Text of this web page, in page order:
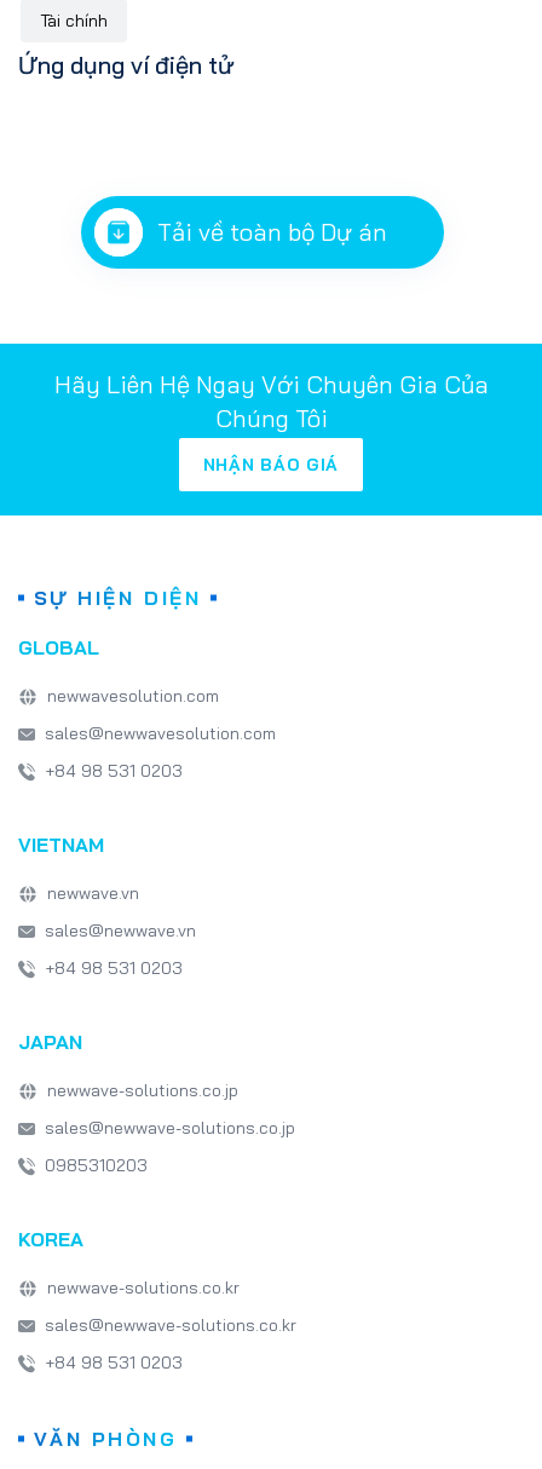
Tài chính
Ứng dụng ví điện tử
Tải về toàn bộ Dự án
Hãy Liên Hệ Ngay Với Chuyên Gia Của
Chúng Tôi
NHẬN BÁO GIÁ
SỰ HIỆN DIỆN
GLOBAL
newwavesolution.com
sales@newwavesolution.com
+84 98 531 0203
VIETNAM
newwave.vn
sales@newwave.vn
+84 98 531 0203
JAPAN
newwave-solutions.co.jp
sales@newwave-solutions.co.jp
0985310203
KOREA
newwave-solutions.co.kr
sales@newwave-solutions.co.kr
+84 98 531 0203
VĂN PHÒNG